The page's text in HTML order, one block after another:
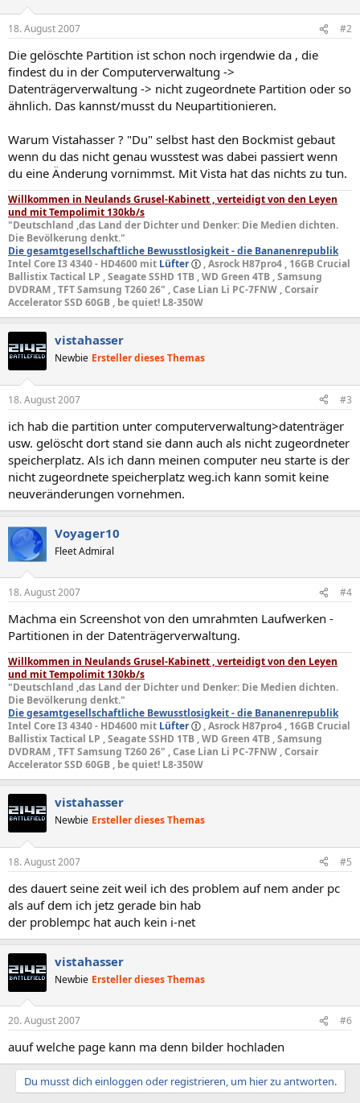
18. August 2007 #2
Die gelöschte Partition ist schon noch irgendwie da , die
findest du in der Computerverwaltung ->
Datenträgerverwaltung -> nicht zugeordnete Partition oder so
ähnlich. Das kannst/musst du Neupartitionieren.
Warum Vistahasser ? "Du" selbst hast den Bockmist gebaut
wenn du das nicht genau wusstest was dabei passiert wenn
du eine Änderung vornimmst. Mit Vista hat das nichts zu tun.
Willkommen in Neulands Grusel-Kabinett , verteidigt von den Leyen
und mit Tempolimit 130kb/s
"Deutschland ,das Land der Dichter und Denker: Die Medien dichten.
Die Bevölkerung denkt."
Die gesamtgesellschaftliche Bewusstlosigkeit - die Bananenrepublik
Intel Core I3 4340 - HD4600 mit Lüfter
, Asrock H87pro4 , 16GB Crucial
Ballistix Tactical LP , Seagate SSHD 1TB , WD Green 4TB , Samsung
DVDRAM , TFT Samsung T260 26" , Case Lian Li PC-7FNW , Corsair
Accelerator SSD 60GB , be quiet! L8-350W
vistahasser
Newbie Ersteller dieses Themas
18. August 2007 #3
ich hab die partition unter computerverwaltung>datenträger
usw. gelöscht dort stand sie dann auch als nicht zugeordneter
speicherplatz. Als ich dann meinen computer neu starte is der
nicht zugeordnete speicherplatz weg.ich kann somit keine
neuveränderungen vornehmen.
Voyager10
Fleet Admiral
18. August 2007 #4
Machma ein Screenshot von den umrahmten Laufwerken -
Partitionen in der Datenträgerverwaltung.
Willkommen in Neulands Grusel-Kabinett , verteidigt von den Leyen
und mit Tempolimit 130kb/s
"Deutschland ,das Land der Dichter und Denker: Die Medien dichten.
Die Bevölkerung denkt."
Die gesamtgesellschaftliche Bewusstlosigkeit - die Bananenrepublik
Intel Core I3 4340 - HD4600 mit Lüfter
, Asrock H87pro4 , 16GB Crucial
Ballistix Tactical LP , Seagate SSHD 1TB , WD Green 4TB , Samsung
DVDRAM , TFT Samsung T260 26" , Case Lian Li PC-7FNW , Corsair
Accelerator SSD 60GB , be quiet! L8-350W
vistahasser
Newbie Ersteller dieses Themas
18. August 2007 #5
des dauert seine zeit weil ich des problem auf nem ander pc
als auf dem ich jetz gerade bin hab
der problempc hat auch kein i-net
vistahasser
Newbie Ersteller dieses Themas
20. August 2007 #6
auuf welche page kann ma denn bilder hochladen
Du musst dich einloggen oder registrieren, um hier zu antworten.